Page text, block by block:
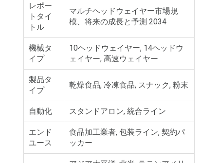
レポー
トタイ
トル
マルチヘッドウェイヤー市場規
模、将来の成長と予測 2034
機械タ
イプ
10ヘッドウェイヤー, 14ヘッドウ
ェイヤー, 高速ウェイヤー
製品タ
イプ
乾燥食品, 冷凍食品, スナック, 粉末
自動化 スタンドアロン, 統合ライン
エンド
ユース
食品加工業者, 包装ライン, 契約パ
ッカー